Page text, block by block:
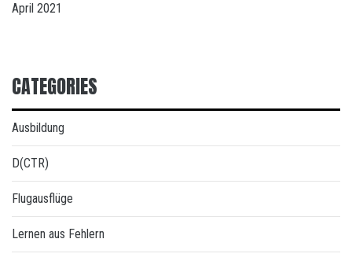
April 2021
CATEGORIES
Ausbildung
D(CTR)
Flugausflüge
Lernen aus Fehlern